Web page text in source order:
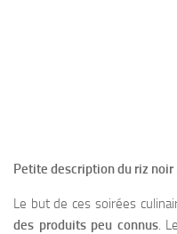
Petite description du riz noir
Le but de ces soirées
des produits peu connus. Le